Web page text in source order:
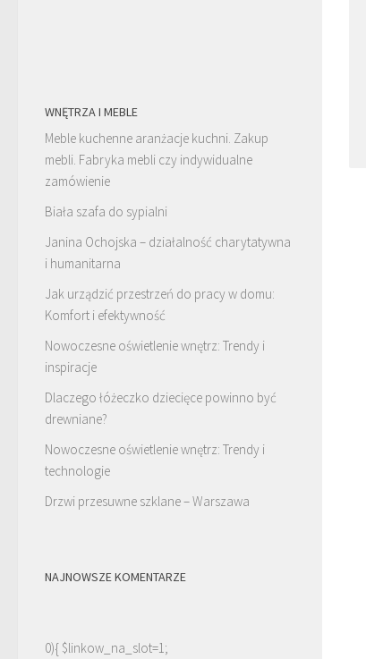
WNĘTRZA I MEBLE
Meble kuchenne aranżacje kuchni. Zakup
mebli. Fabryka mebli czy indywidualne
zamówienie
Biała szafa do sypialni
Janina Ochojska – działalność charytatywna
i humanitarna
Jak urządzić przestrzeń do pracy w domu:
Komfort i efektywność
Nowoczesne oświetlenie wnętrz: Trendy i
inspiracje
Dlaczego łóżeczko dziecięce powinno być
drewniane?
Nowoczesne oświetlenie wnętrz: Trendy i
technologie
Drzwi przesuwne szklane – Warszawa
NAJNOWSZE KOMENTARZE
0){ $linkow_na_slot=1;